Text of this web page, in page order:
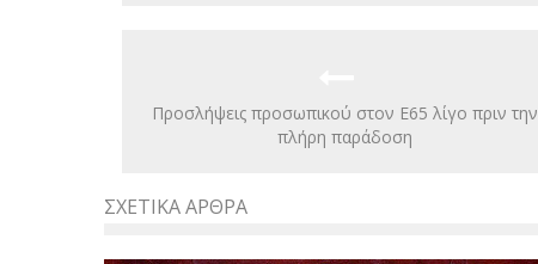
Προσλήψεις προσωπικού στον Ε65 λίγο πριν την
πλήρη παράδοση
ΣΧΕΤΙΚΆ ΆΡΘΡΑ